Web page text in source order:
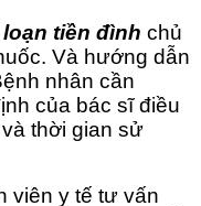
tiền đình chủ
Và hướng dẫn
nhân cần
của bác sĩ điều
thời gian sử
viên y tế tư vấn